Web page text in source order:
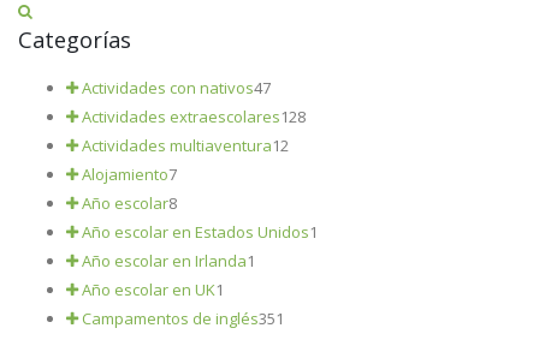
Categorías
Actividades con nativos47
Actividades extraescolares128
Actividades multiaventura12
Alojamiento7
Año escolar8
Año escolar en Estados Unidos1
Año escolar en Irlanda1
Año escolar en UK1
Campamentos de inglés351